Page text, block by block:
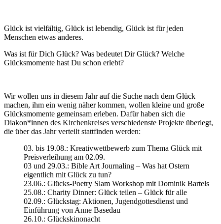
Glück ist vielfältig, Glück ist lebendig, Glück ist für jeden
Menschen etwas anderes.
Was ist für Dich Glück? Was bedeutet Dir Glück? Welche
Glücksmomente hast Du schon erlebt?
Wir wollen uns in diesem Jahr auf die Suche nach dem Glück
machen, ihm ein wenig näher kommen, wollen kleine und große
Glücksmomente gemeinsam erleben. Dafür haben sich die
Diakon*innen des Kirchenkreises verschiedenste Projekte überlegt,
die über das Jahr verteilt stattfinden werden:
03. bis 19.08.: Kreativwettbewerb zum Thema Glück mit
Preisverleihung am 02.09.
03 und 29.03.: Bible Art Journaling – Was hat Ostern
eigentlich mit Glück zu tun?
23.06.: Glücks-Poetry Slam Workshop mit Dominik Bartels
25.08.: Charity Dinner: Glück teilen – Glück für alle
02.09.: Glückstag: Aktionen, Jugendgottesdienst und
Einführung von Anne Basedau
26.10.: Glückskinonacht